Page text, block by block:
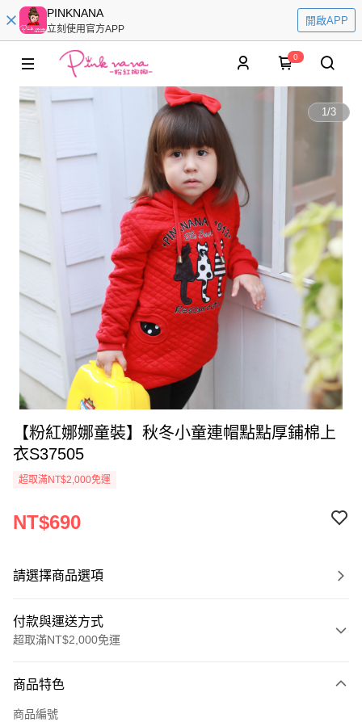
PINKNANA
立刻使用官方APP
開啟APP
0
1/3
【粉紅娜娜童裝】秋冬小童連帽點點厚鋪棉上
衣S37505
超取滿NT$2,000免運
NT$690
請選擇商品選項
付款與運送方式
超取滿NT$2,000免運
信用卡一次付款
商品特色
商品編號